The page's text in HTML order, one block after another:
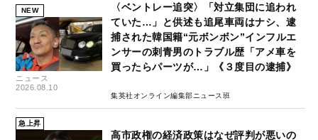
NEW
ニュース
2026.08.10
〈ベントレー追突〉「対立集団に追われ
ていた…」と供述も追尾車両はナシ、逮
捕された韓国籍“元ボンボン”インフルエ
ンサーの刺青男のトラブル歴「アメ車を
買ったらパーツが…」《３度目の逮捕》
集英社オンライン編集部ニュース班
急上昇
高市政権の経済政策はなぜ評判が悪いの